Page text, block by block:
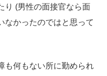
り (男性の面接官なら面
なかったのではと思って
も何もない所に勤められ